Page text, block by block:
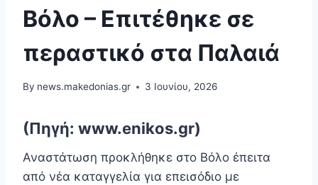
Βόλο – Επιτέθηκε σε
περαστικό στα Παλαιά
By news.makedonias.gr 3 Ιουνίου, 2026
(Πηγή: www.enikos.gr)
Αναστάτωση προκλήθηκε στο Βόλο έπειτα
από νέα καταγγελία για επεισόδιο με